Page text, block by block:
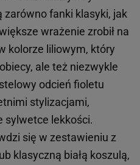
zarówno fanki klasyki, jak
wrażenie zrobił na
kolorze liliowym, który
ale też niezwykle
odcień fioletu
stylizacjami,
sylwetce lekkości.
się w zestawieniu z
klasyczną białą koszulą,